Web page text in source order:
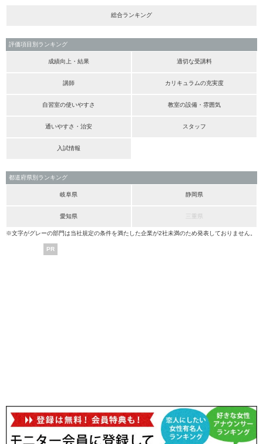
総合ランキング
評価項目別ランキング
成績向上・結果 適切な受講料
講師 カリキュラムの充実度
自習室の使いやすさ 教室の設備・雰囲気
通いやすさ・治安 スタッフ
入試情報
都道府県別ランキング
岐阜県 静岡県
愛知県
※文字がグレーの部門は当社規定の条件を満たした企業が2社未満のため発表しておりません。
PR